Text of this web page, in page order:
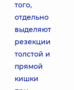
того,
отдельно
выделяют
резекции
толстой и
прямой
кишки